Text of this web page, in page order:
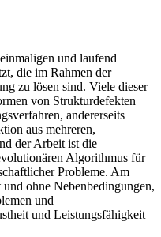
und laufend
die im Rahmen der
zu lösen sind. Viele dieser
von Strukturdefekten
andererseits
aus mehreren,
der Arbeit ist die
Algorithmus für
Probleme. Am
ohne Nebenbedingungen,
und
und Leistungsfähigkeit